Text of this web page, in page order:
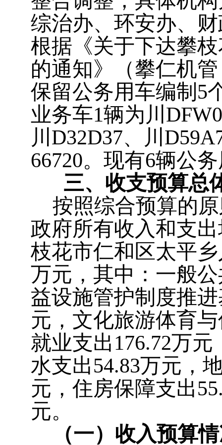
综治办、环安办、
根据《关于下达攀
的通知》（攀仁机
保留公务用车编制5
业务车1辆为川
川D32D37、川
66720。现有6辆公
三、收支预算总
按照综合预算的
政府所有收入和支
枝花市仁和区太平
万元， 其中：一般
益设施管护制度推
元，文化旅游体育
就业支出176.72万
水支出54.83万元，
元，住房保障支出
元。
（一）收入预算